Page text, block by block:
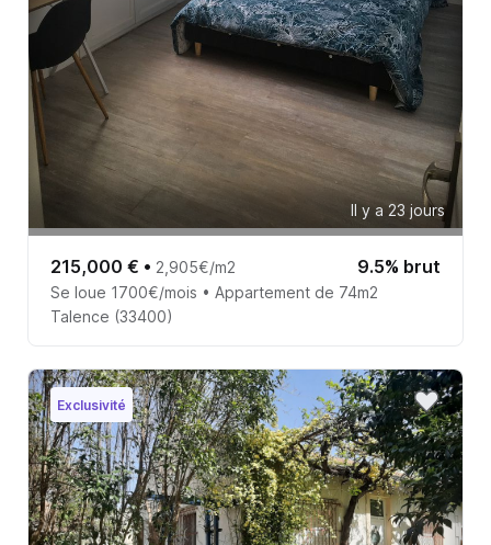
Il y a 23 jours
215,000 € • 2,905€/m2 9.5% brut
Se loue 1700€/mois • Appartement de 74m2
Talence (33400)
Exclusivité